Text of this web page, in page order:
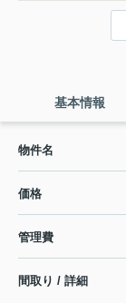
基本情報
物件名
価格
管理費
間取り / 詳細